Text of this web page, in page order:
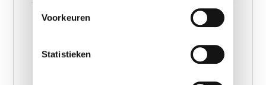
Voorkeuren
Statistieken
Dekbedovertrek Wit 140 x
Dekbedovertrek Wit 200 x
220, Beauty Skin Care